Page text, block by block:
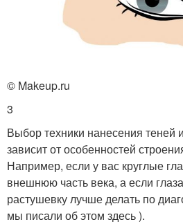
© Makeup.ru
3
Выбор техники нанесения теней
зависит от особенностей
Например, если у вас круглые
внешнюю часть века, а если
растушевку лучше делать по
мы писали об этом здесь ).